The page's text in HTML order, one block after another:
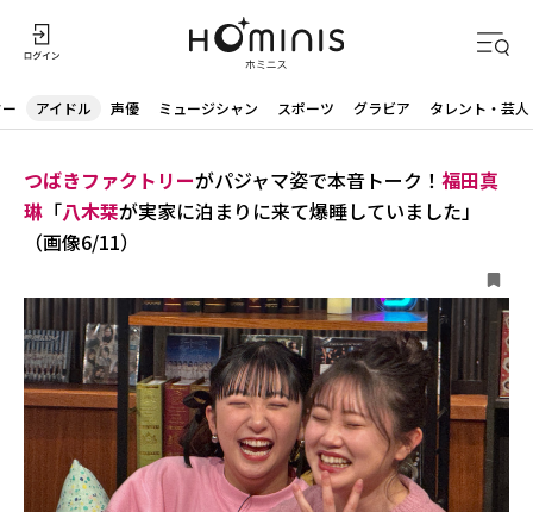
アイドル 声優 ミュージシャン スポーツ グラビア タレント・芸人
つばきファクトリーがパジャマ姿で本音トーク！ 福田真
琳 「八木栞が実家に泊まりに来て爆睡していました」
（画像6/11）